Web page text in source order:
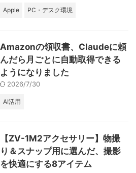
Apple PC・デスク環境
Amazonの領収書、Claudeに頼
んだら月ごとに自動取得できる
ようになりました
2026/7/30
AI活用
【ZV-1M2アクセサリー】物撮
り＆スナップ用に選んだ、撮影
を快適にする8アイテム